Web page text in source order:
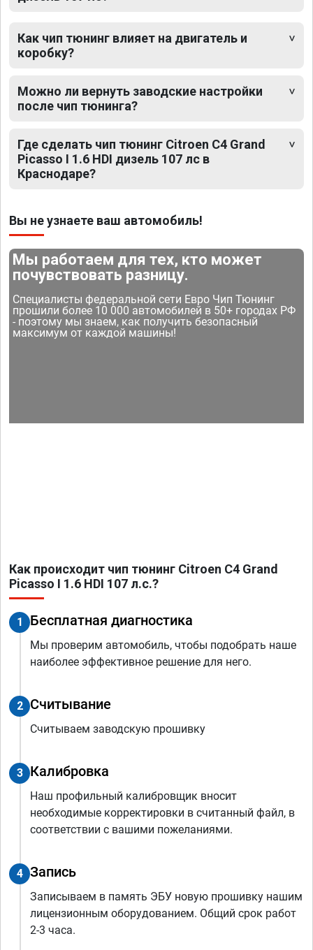
Как чип тюнинг влияет на двигатель и
коробку?
Можно ли вернуть заводские настройки
после чип тюнинга?
Где сделать чип тюнинг Citroen C4 Grand
Picasso I 1.6 HDI дизель 107 лс в
Краснодаре?
Вы не узнаете ваш автомобиль!
Мы работаем для тех, кто может
почувствовать разницу.
Специалисты федеральной сети Евро Чип Тюнинг
прошили более 10 000 автомобилей в 50+ городах РФ
- поэтому мы знаем, как получить безопасный
максимум от каждой машины!
Как происходит чип тюнинг Citroen C4 Grand
Picasso I 1.6 HDI 107 л.с.?
1 Бесплатная диагностика
Мы проверим автомобиль, чтобы подобрать наше
наиболее эффективное решение для него.
2 Считывание
Считываем заводскую прошивку
3 Калибровка
Наш профильный калибровщик вносит
необходимые корректировки в считанный файл, в
соответствии с вашими пожеланиями.
4 Запись
Записываем в память ЭБУ новую прошивку нашим
лицензионным оборудованием. Общий срок работ
2-3 часа.